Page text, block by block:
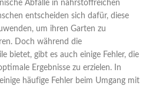
Abfälle in nährstoffreichen
entscheiden sich dafür, diese
um ihren Garten zu
Doch während die
bietet, gibt es auch einige Fehler, die
Ergebnisse zu erzielen. In
häufige Fehler beim Umgang mit